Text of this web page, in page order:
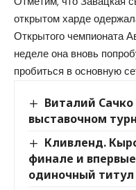
открытом харде
Открытого чемпионата
неделе она вновь
пробиться в основную
Виталий
выставочном
Кливленд.
финале и
одиночный титул